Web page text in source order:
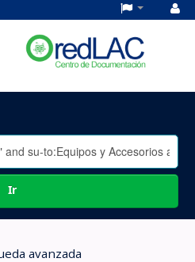
Ir
avanzada